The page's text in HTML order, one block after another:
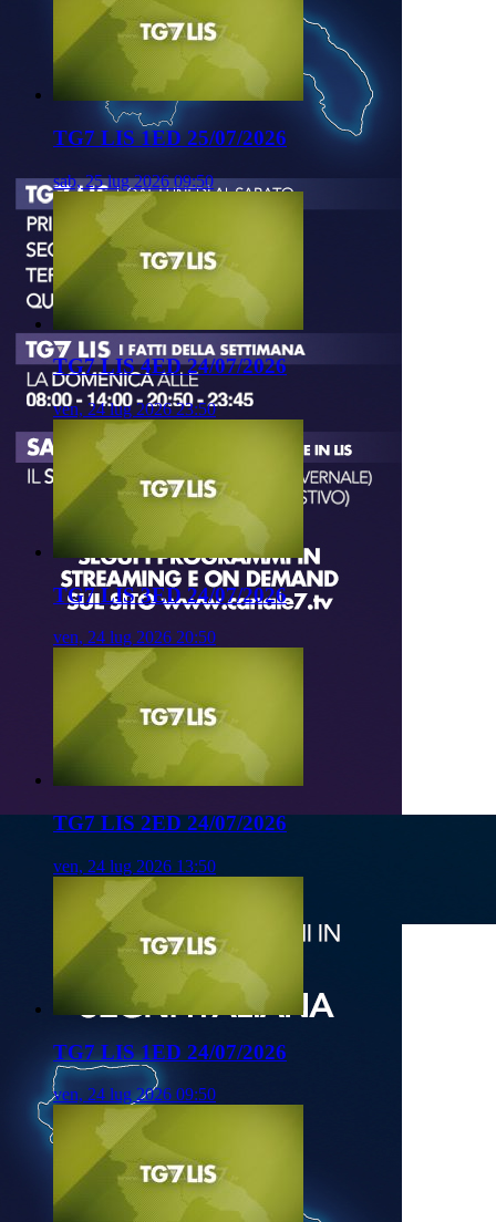
TG7 LIS 1ED 25/07/2026
sab, 25 lug 2026 09:50
TG7 LIS 4ED 24/07/2026
ven, 24 lug 2026 23:50
TG7 LIS 3ED 24/07/2026
ven, 24 lug 2026 20:50
TG7 LIS 2ED 24/07/2026
ven, 24 lug 2026 13:50
TG7 LIS 1ED 24/07/2026
ven, 24 lug 2026 09:50